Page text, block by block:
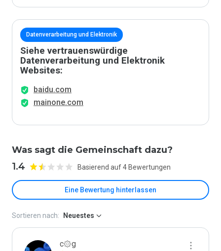
Datenverarbeitung und Elektronik
Siehe vertrauenswürdige
Datenverarbeitung und Elektronik
Websites:
baidu.com
mainone.com
Was sagt die Gemeinschaft dazu?
1.4 Basierend auf 4 Bewertungen
Eine Bewertung hinterlassen
Sortieren nach: Neuestes
c۞g